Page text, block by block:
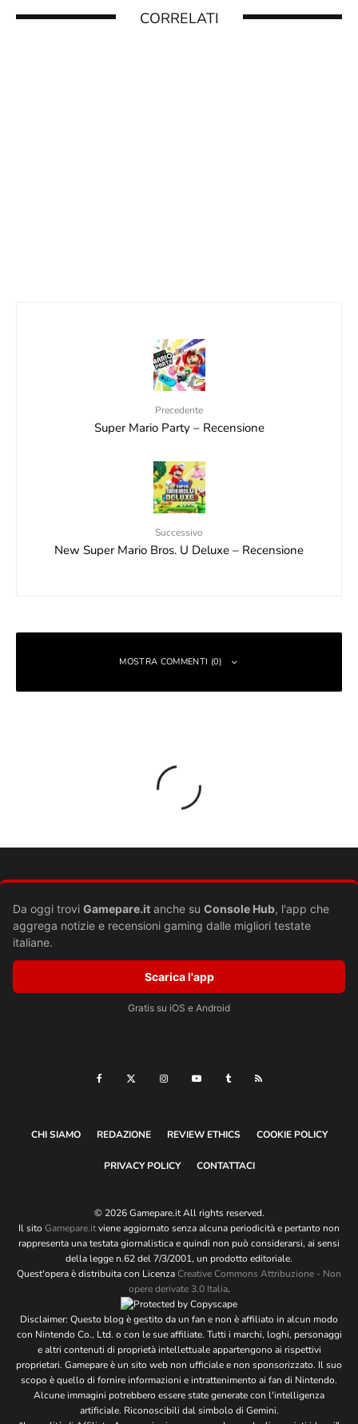
CORRELATI
Precedente
Super Mario Party – Recensione
Successivo
New Super Mario Bros. U Deluxe – Recensione
MOSTRA COMMENTI (0)
Il tuo indirizzo email non sarà pubblicato.
Sito web
Da oggi trovi Gamepare.it anche su Console Hub, l'app che
aggrega notizie e recensioni gaming dalle migliori testate
italiane.
Scarica l'app
Gratis su iOS e Android
CHI SIAMO REDAZIONE REVIEW ETHICS COOKIE POLICY
PRIVACY POLICY CONTATTACI
© 2026 Gamepare.it All rights reserved.
Il sito Gamepare.itviene aggiornato senza alcuna periodicità e pertanto non
rappresenta una testata giornalistica e quindi non può considerarsi, ai sensi
della legge n.62 del 7/3/2001, un prodotto editoriale.
Quest'opera è distribuita con LicenzaCreative Commons Attribuzione - Non
opere derivate 3.0 Italia.
Disclaimer: Questo blog è gestito da un fan e non è affiliato in alcun modo
con Nintendo Co., Ltd. o con le sue affiliate. Tutti i marchi, loghi, personaggi
e altri contenuti di proprietà intellettuale appartengono ai rispettivi
proprietari. Gamepare è un sito web non ufficiale e non sponsorizzato. Il suo
scopo è quello di fornire informazioni e intrattenimento ai fan di Nintendo.
Alcune immagini potrebbero essere state generate con l'intelligenza
artificiale. Riconoscibili dal simbolo di Gemini.